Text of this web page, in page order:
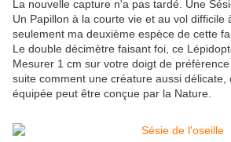
La nouvelle capture n'a pas tardé. Une
Un Papillon à la courte vie et au vol difficile
seulement ma deuxième espèce de cette
Le double décimètre faisant foi, ce
Mesurer 1 cm sur votre doigt de
suite comment une créature aussi délicate,
équipée peut être conçue par la Nature.